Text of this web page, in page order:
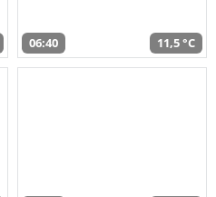
06:40 11,5 °C